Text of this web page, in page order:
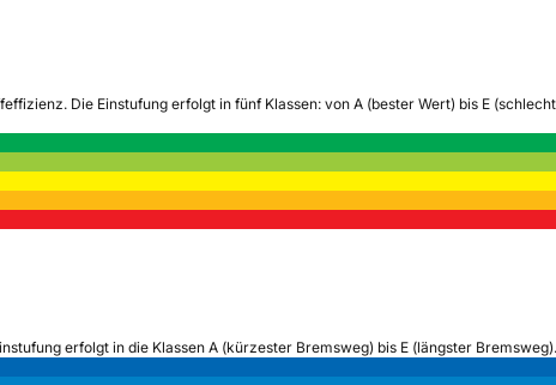
Die Einstufung erfolgt in fünf Klassen: von A (bester Wert) bis E
erfolgt in die Klassen A (kürzester Bremsweg) bis E (längster